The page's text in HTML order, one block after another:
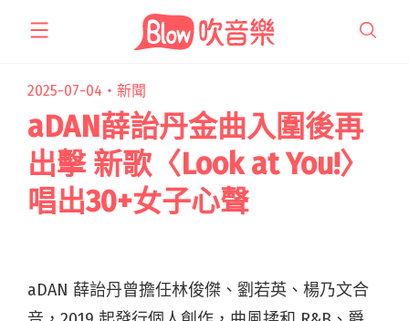
2025-07-04・ 新聞
aDAN薛詒丹金曲入圍後再
出擊 新歌〈Look at You!〉
唱出30+女子心聲
aDAN 薛詒丹曾擔任林俊傑、劉若英、楊乃文合